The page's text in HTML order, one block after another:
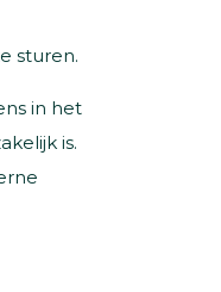
sturen.
in het
is.